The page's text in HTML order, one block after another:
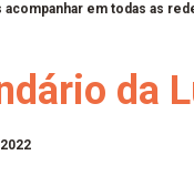
acompanhar em todas as
da